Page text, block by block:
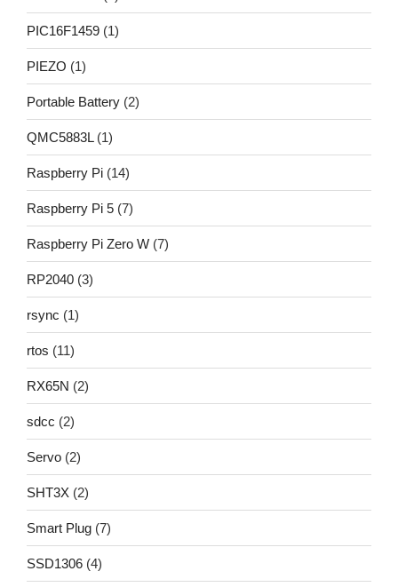
PIC16F1459 (1)
PIEZO (1)
Portable Battery (2)
QMC5883L(1)
Raspberry Pi (14)
Raspberry Pi 5 (7)
Raspberry Pi Zero W (7)
RP2040 (3)
rsync (1)
rtos (11)
RX65N (2)
sdcc (2)
Servo (2)
SHT3X (2)
Smart Plug (7)
SSD1306 (4)